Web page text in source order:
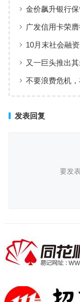
金价飙升银行
广发信用卡荣
度重塑服务新
10月末社会融
位、资金供给充
又一巨头推出
不要浪费危机
发表回复
要发